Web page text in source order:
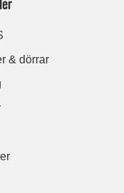
& dörrar